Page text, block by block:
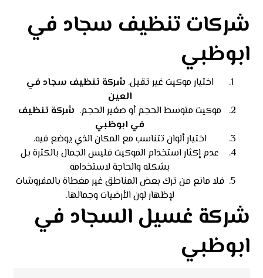
شركات تنظيف سجاد في
ابوظبي
اختيار موكيت غير ثقيل. شركة تنظيف سجاد في
العين
موكيت متوسط الحجم أو صغير الحجم. شركة تنظيف
في ابوظبي
اختيار ألوان تتناسب مع المكان الذي يوضع فيه.
عدم إكثار استخدام الموكيت فليس الجمال بالكثرة بل
بشكله والحاجة لاستخدامه
فلا مانع من ترك بعض المناطق غير مغطاة بالمفروشات
لإظهار لون الأرضيات وجمالها.
شركة غسيل السجاد في
ابوظبي